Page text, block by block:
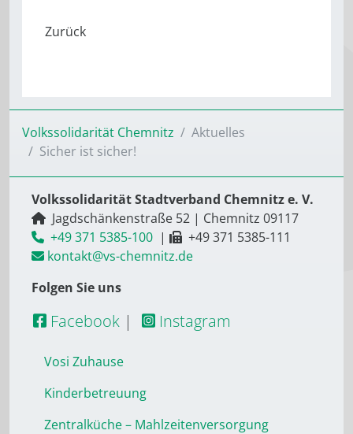
Volkssolidarität Chemnitz
Aktuelles
Sicher ist sicher!
Volkssolidarität Stadtverband Chemnitz e. V.
Jagdschänkenstraße 52 | Chemnitz 09117
+49 371 5385-100 |
+49 371 5385-111
kontakt@vs-chemnitz.de
Folgen Sie uns
Facebook | Instagram
Vosi Zuhause
Kinderbetreuung
Zentralküche – Mahlzeitenversorgung